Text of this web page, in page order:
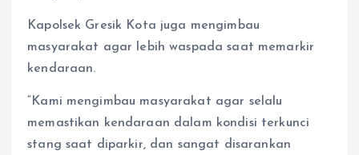
Kapolsek Gresik Kota juga mengimbau
masyarakat agar lebih waspada saat memarkir
kendaraan.
“Kami mengimbau masyarakat agar selalu
memastikan kendaraan dalam kondisi terkunci
stang saat diparkir, dan sangat disarankan